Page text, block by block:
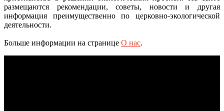
размещаются рекомендации, советы, новости и другая
информация преимущественно по церковно-экологической
деятельности.
Больше информации на странице О нас.